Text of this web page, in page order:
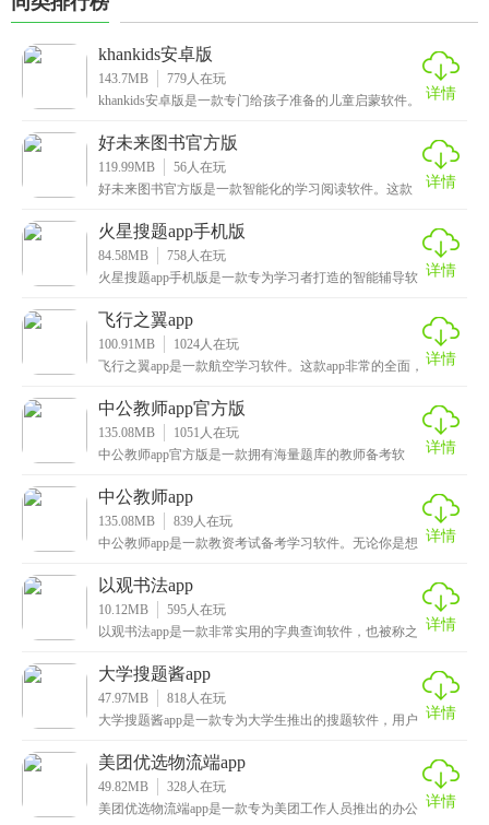
khankids安卓版
143.7MB 779 人在玩
khankids安卓版是一款专门给孩子准备的儿童启蒙软件。
详情
好未来图书官方版
119.99MB 56 人在玩
好未来图书官方版是一款智能化的学习阅读软件。这款
详情
火星搜题app手机版
84.58MB 758 人在玩
火星搜题app手机版是一款专为学习者打造的智能辅导软 详情
飞行之翼app
100.91MB 1024 人在玩
飞行之翼app是一款航空学习软件。这款app非常的全面， 详情
中公教师app官方版
135.08MB 1051 人在玩
中公教师app官方版是一款拥有海量题库的教师备考软
详情
中公教师app
135.08MB 839 人在玩
中公教师app是一款教资考试备考学习软件。无论你是想 详情
以观书法app
10.12MB 595 人在玩
以观书法app是一款非常实用的字典查询软件，也被称之
详情
大学搜题酱app
47.97MB 818 人在玩
大学搜题酱app是一款专为大学生推出的搜题软件，用户 详情
美团优选物流端app
49.82MB 328 人在玩
美团优选物流端app是一款专为美团工作人员推出的办公 详情